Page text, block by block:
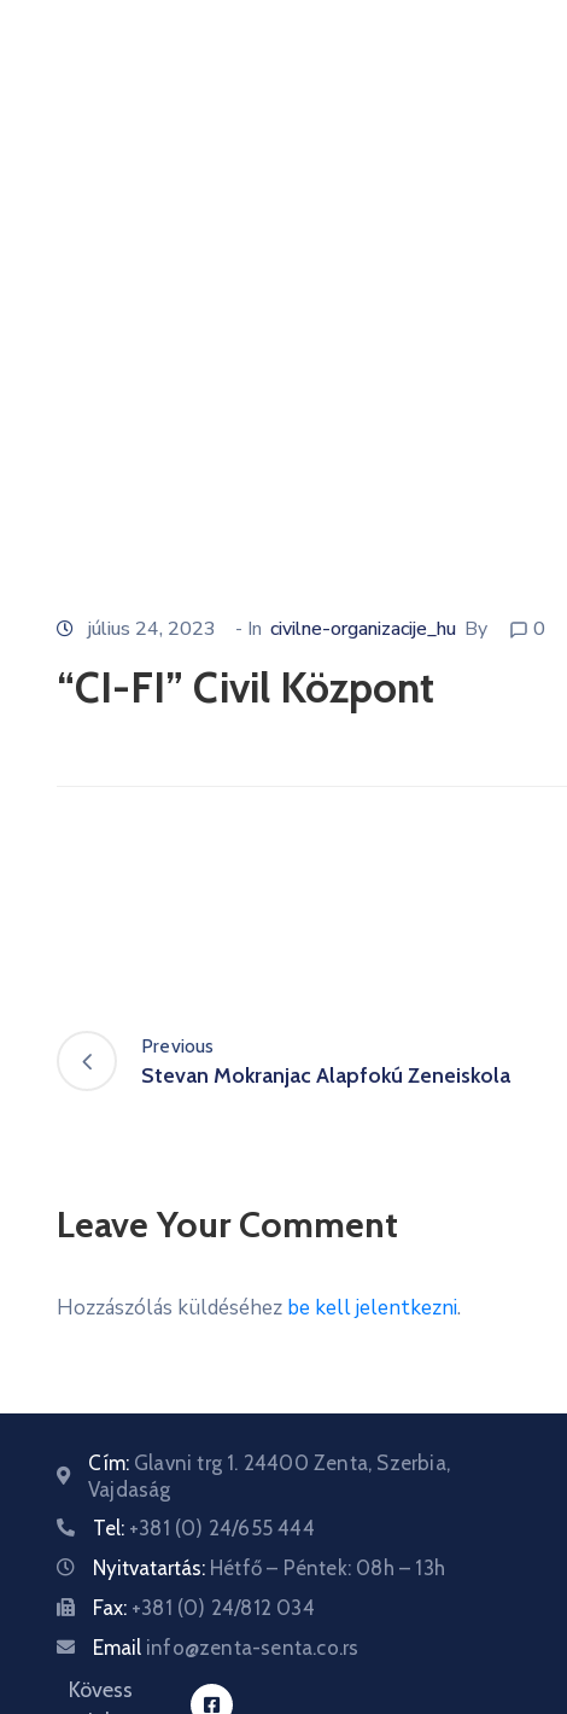
július 24, 2023 - In civilne-organizacije_hu By 0
“CI-FI” Civil Központ
Previous
Stevan Mokranjac Alapfokú Zeneiskola
Leave Your Comment
Hozzászólás küldéséhez be kell jelentkezni.
Cím: Glavni trg 1. 24400 Zenta, Szerbia,
Vajdaság
Tel: +381 (0) 24/655 444
Nyitvatartás: Hétfő – Péntek: 08h – 13h
Fax: +381 (0) 24/812 034
Email info@zenta-senta.co.rs
Kövess